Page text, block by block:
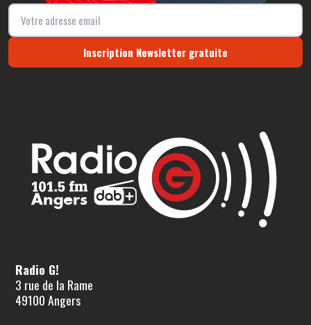
Inscription Newsletter gratuite
Radio G!
3 rue de la Rame
49100 Angers